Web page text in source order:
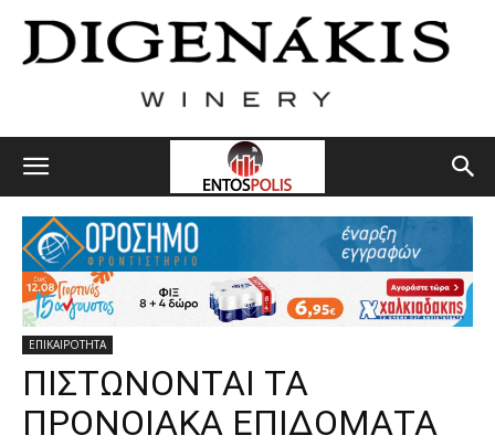
ΕΠΙΚΑΙΡΟΤΗΤΑ
ΠΙΣΤΩΝΟΝΤΑΙ ΤΑ
ΠΡΟΝΟΙΑΚΑ ΕΠΙΔΟΜΑΤΑ